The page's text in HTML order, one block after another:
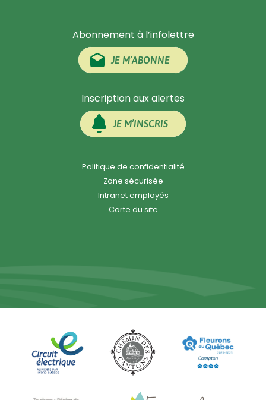
Abonnement à l’infolettre
JE M’ABONNE
Inscription aux alertes
JE M’INSCRIS
Politique de confidentialité
Zone sécurisée
Intranet employés
Carte du site